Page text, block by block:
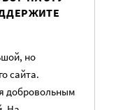
но
сайта.
добровольным